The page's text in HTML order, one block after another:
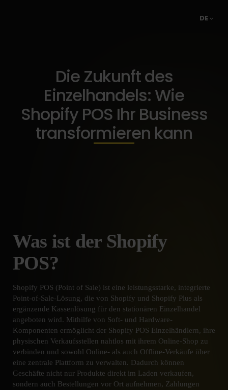
DE
Die Zukunft des
Einzelhandels: Wie
Shopify POS Ihr Business
transformieren kann
Was ist der Shopify
POS?
Shopify POS (Point of Sale) ist eine leistungsstarke, integrierte
Point-of-Sale-Lösung, die von Shopify und Shopify Plus als
ergänzende Kassenlösung für den stationären Einzelhandel
angeboten wird. Mithilfe von Soft- und Hardware-
Komponenten ermöglicht der Shopify POS Einzelhändlern, ihre
physischen Verkaufsstellen nahtlos mit ihrem Online-Shop zu
verbinden und sowohl Online- als auch Offline-Verkäufe über
eine zentrale Plattform zu verwalten. Dadurch können
Geschäfte nicht nur Produkte direkt im Laden verkaufen,
sondern auch Bestellungen vor Ort aufnehmen, Zahlungen